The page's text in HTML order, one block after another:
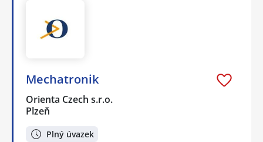
Mechatronik
Orienta Czech s.r.o.
Plzeň
Plný úvazek